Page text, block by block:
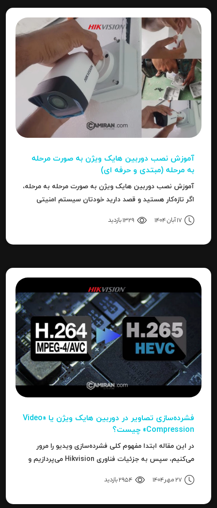
آموزش نصب دوربین هایک‌ ویژن به صورت مرحله‌
به‌ مرحله (مبتدی و حرفه ای)
آموزش نصب دوربین هایک‌ ویژن به صورت مرحله‌ به‌ مرحله،
اگر تازه‌کار هستید و قصد دارید خودتان سیستم امنیتی
دقیق‌تری را بدانید، این مقاله برای شما نوشته شده است.
17 آبان 1404 1329 بازدید
فشرده‌سازی تصاویر در دوربین‌ هایک ویژن یا «Video
Compression» چیست؟
در این مقاله ابتدا مفهوم کلی فشرده‌سازی ویدیو را مرور
می‌کنیم، سپس به جزئیات فناوری Hikvision می‌پردازیم و
نتیجه می‌رسیم.
27 مهر 1404 2954 بازدید